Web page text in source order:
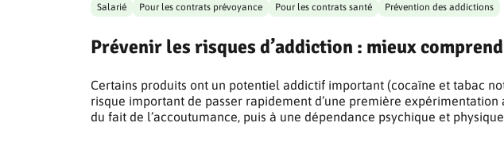
Salarié Pour les contrats prévoyance Pour les contrats santé Prévention des addictions
Prévenir les risques d’addiction : mieux
Certains produits ont un potentiel addictif important (cocaïne et tabac
risque important de passer rapidement d’une première
du fait de l’accoutumance, puis à une dépendance psychique et